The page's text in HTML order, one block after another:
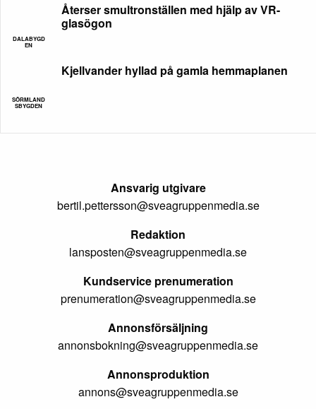
DALABYGD
EN
Återser smultronställen med hjälp av VR-
glasögon
SÖRMLAND
SBYGDEN
Kjellvander hyllad på gamla hemmaplanen
Ansvarig utgivare
bertil.pettersson@sveagruppenmedia.se
Redaktion
lansposten@sveagruppenmedia.se
Kundservice prenumeration
prenumeration@sveagruppenmedia.se
Annonsförsäljning
annonsbokning@sveagruppenmedia.se
Annonsproduktion
annons@sveagruppenmedia.se